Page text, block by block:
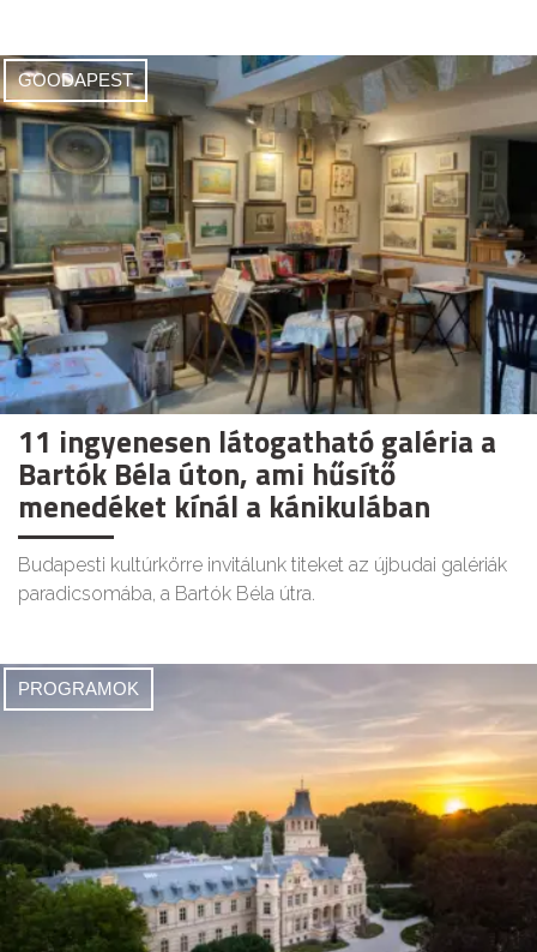
GOODAPEST
11 ingyenesen látogatható galéria a
Bartók Béla úton, ami hűsítő
menedéket kínál a kánikulában
Budapesti kultúrkörre invitálunk titeket az újbudai galériák
paradicsomába, a Bartók Béla útra.
PROGRAMOK